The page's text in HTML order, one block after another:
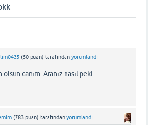
(50 puan) tarafından yorumlandı
olsun canım. Aranız nasıl peki
(783 puan) tarafından yorumlandı